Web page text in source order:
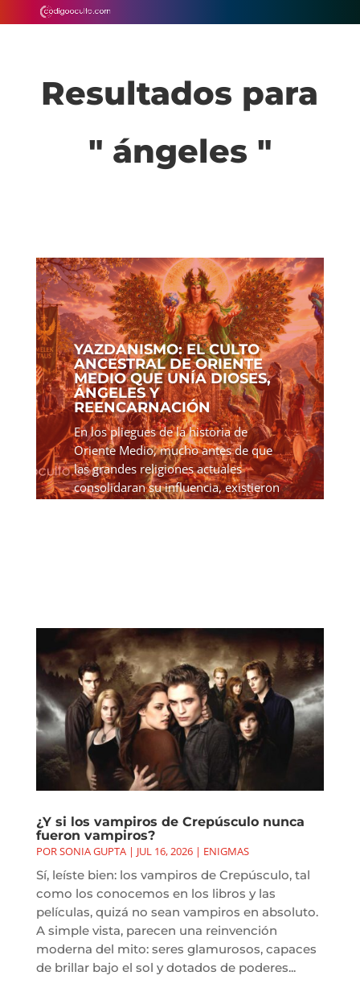
Resultados para
" ángeles "
YAZDANISMO: EL CULTO
ANCESTRAL DE ORIENTE
MEDIO QUE UNÍA DIOSES,
ÁNGELES Y
REENCARNACIÓN
En los pliegues de la historia de
Oriente Medio, mucho antes de que
las grandes religiones actuales
consolidaran su influencia, existieron
¿Y si los vampiros de Crepúsculo nunca
fueron vampiros?
PORSONIA GUPTA| JUL 16, 2026| ENIGMAS
Sí, leíste bien: los vampiros de Crepúsculo, tal
como los conocemos en los libros y las
películas, quizá no sean vampiros en absoluto.
A simple vista, parecen una reinvención
moderna del mito: seres glamurosos, capaces
de brillar bajo el sol y dotados de poderes...